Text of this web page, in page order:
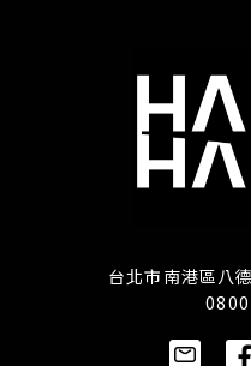
台北市南港區八